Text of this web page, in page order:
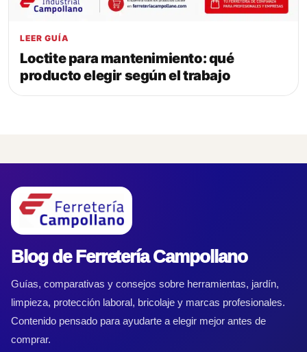
LEER GUÍA
Loctite para mantenimiento: qué
producto elegir según el trabajo
Blog de Ferretería Campollano
Guías, comparativas y consejos sobre herramientas, jardín,
limpieza, protección laboral, bricolaje y marcas profesionales.
Contenido pensado para ayudarte a elegir mejor antes de
comprar.